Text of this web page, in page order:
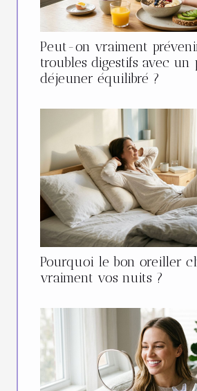
Peut-on vraiment
troubles digestifs avec un
déjeuner équilibré ?
Pourquoi le bon oreiller
vraiment vos nuits ?